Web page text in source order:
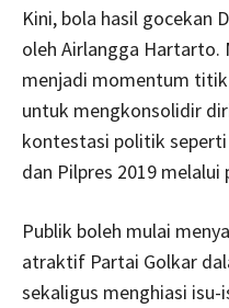
Kini, bola hasil gocekan
oleh Airlangga Hartarto.
menjadi momentum
untuk mengkonsolidir
kontestasi politik
dan Pilpres 2019 melalui
Publik boleh mulai
atraktif Partai Golkar
sekaligus menghiasi